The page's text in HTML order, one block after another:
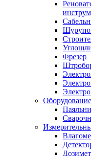
Фрезер